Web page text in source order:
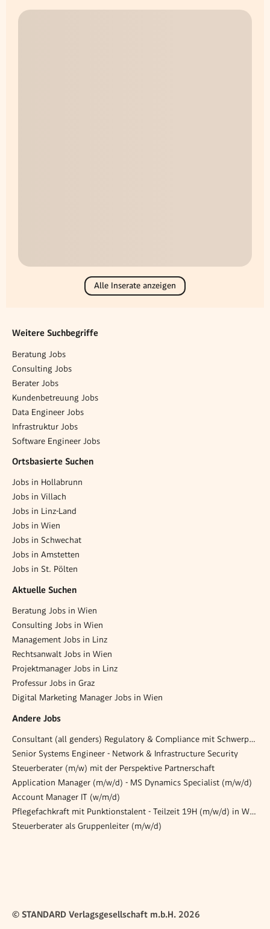
Alle Inserate anzeigen
Weitere Suchbegriffe
Beratung Jobs
Consulting Jobs
Berater Jobs
Kundenbetreuung Jobs
Data Engineer Jobs
Infrastruktur Jobs
Software Engineer Jobs
Ortsbasierte Suchen
Jobs in Hollabrunn
Jobs in Villach
Jobs in Linz-Land
Jobs in Wien
Jobs in Schwechat
Jobs in Amstetten
Jobs in St. Pölten
Aktuelle Suchen
Beratung Jobs in Wien
Consulting Jobs in Wien
Management Jobs in Linz
Rechtsanwalt Jobs in Wien
Projektmanager Jobs in Linz
Professur Jobs in Graz
Digital Marketing Manager Jobs in Wien
Andere Jobs
Consultant (all genders) Regulatory & Compliance mit Schwerpunkt ESG
Senior Systems Engineer - Network & Infrastructure Security
Steuerberater (m/w) mit der Perspektive Partnerschaft
Application Manager (m/w/d) - MS Dynamics Specialist (m/w/d)
Account Manager IT (w/m/d)
Pflegefachkraft mit Punktionstalent - Teilzeit 19H (m/w/d) in Wels
Steuerberater als Gruppenleiter (m/w/d)
© STANDARD Verlagsgesellschaft m.b.H. 2026